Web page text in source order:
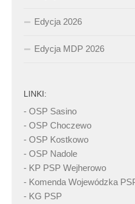
Edycja 2026
Edycja MDP 2026
LINKI:
- OSP Sasino
- OSP Choczewo
- OSP Kostkowo
- OSP Nadole
- KP PSP Wejherowo
- Komenda Wojewódzka
- KG PSP